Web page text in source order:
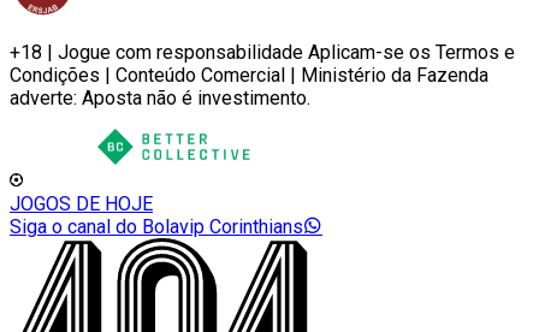
+18 | Jogue com responsabilidade Aplicam-se os Termos e
Condições | Conteúdo Comercial | Ministério da Fazenda
adverte: Aposta não é investimento.
JOGOS DE HOJE
Siga o canal do Bolavip Corinthians